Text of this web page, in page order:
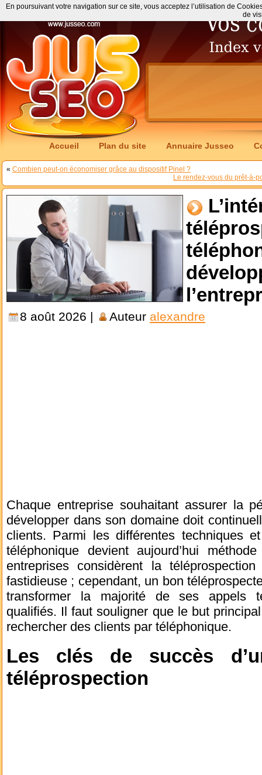
Accueil Plan du site Annuaire Jusseo
« Combien peut-on économiser grâce au dispositif Pinel ?
Le rendez-vous du prêt-à-
8 août 2026 | Auteur alexandre
Chaque entreprise souhaitant assurer la
développer dans son domaine doit
clients. Parmi les différentes techniques
téléphonique devient aujourd’hui
entreprises considèrent la
fastidieuse ; cependant, un bon
transformer la majorité de ses appels
qualifiés. Il faut souligner que le but
rechercher des clients par téléphonique.
Les clés de succès
téléprospection
En poursuivant votre navigation sur ce site, vous acceptez l’utilisation de
de